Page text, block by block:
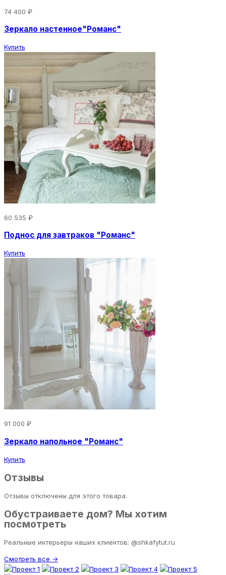
74 400 ₽
Зеркало настенное"Романс"
Купить
60 535 ₽
Поднос для завтраков "Романс"
Купить
91 000 ₽
Зеркало напольное "Романс"
Купить
Отзывы
Отзывы отключены для этого товара.
Обустраиваете дом? Мы хотим
посмотреть
Реальные интерьеры наших клиентов: @shkafytut.ru
Смотреть все →